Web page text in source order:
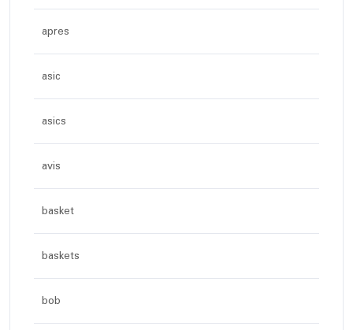
apres
asic
asics
avis
basket
baskets
bob